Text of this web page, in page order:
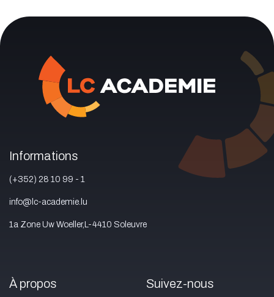
Informations
(+352) 28 10 99 - 1
info@lc-academie.lu
1a Zone Uw Woeller,L-4410 Soleuvre
À propos Suivez-nous